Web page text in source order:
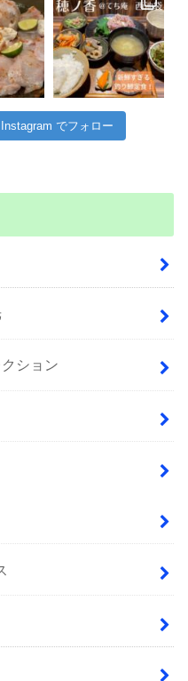
Instagram でフォロー
ション